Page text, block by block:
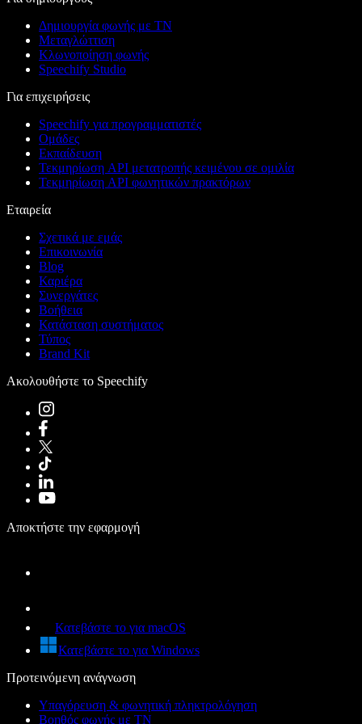
Δημιουργία φωνής με ΤΝ
Μεταγλώττιση
Κλωνοποίηση φωνής
Speechify Studio
Για επιχειρήσεις
Speechify για προγραμματιστές
Ομάδες
Εκπαίδευση
Τεκμηρίωση API μετατροπής κειμένου σε ομιλία
Τεκμηρίωση API φωνητικών πρακτόρων
Εταιρεία
Σχετικά με εμάς
Επικοινωνία
Blog
Καριέρα
Συνεργάτες
Βοήθεια
Κατάσταση συστήματος
Τύπος
Brand Kit
Ακολουθήστε το Speechify
Αποκτήστε την εφαρμογή
Κατεβάστε το για macOS
Κατεβάστε το για Windows
Προτεινόμενη ανάγνωση
Υπαγόρευση & φωνητική πληκτρολόγηση
Βοηθός φωνής με ΤΝ